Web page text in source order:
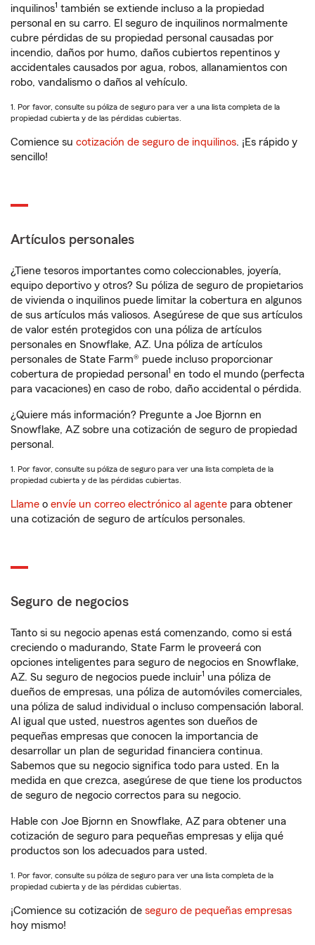
inquilinos1 también se extiende incluso a la propiedad
personal en su carro. El seguro de inquilinos normalmente
cubre pérdidas de su propiedad personal causadas por
incendio, daños por humo, daños cubiertos repentinos y
accidentales causados por agua, robos, allanamientos con
robo, vandalismo o daños al vehículo.
1. Por favor, consulte su póliza de seguro para ver a una lista completa de la
propiedad cubierta y de las pérdidas cubiertas.
Comience su cotización de seguro de inquilinos. ¡Es rápido y
sencillo!
Artículos personales
¿Tiene tesoros importantes como coleccionables, joyería,
equipo deportivo y otros? Su póliza de seguro de propietarios
de vivienda o inquilinos puede limitar la cobertura en algunos
de sus artículos más valiosos. Asegúrese de que sus artículos
de valor estén protegidos con una póliza de artículos
personales en Snowflake, AZ. Una póliza de artículos
personales de State Farm® puede incluso proporcionar
cobertura de propiedad personal 1 en todo el mundo (perfecta
para vacaciones) en caso de robo, daño accidental o pérdida.
¿Quiere más información? Pregunte a Joe Bjornn en
Snowflake, AZ sobre una cotización de seguro de propiedad
personal.
1. Por favor, consulte su póliza de seguro para ver una lista completa de la
propiedad cubierta y de las pérdidas cubiertas.
Llame o envíe un correo electrónico al agente para obtener
una cotización de seguro de artículos personales.
Seguro de negocios
Tanto si su negocio apenas está comenzando, como si está
creciendo o madurando, State Farm le proveerá con
opciones inteligentes para seguro de negocios en Snowflake,
AZ. Su seguro de negocios puede incluir1 una póliza de
dueños de empresas, una póliza de automóviles comerciales,
una póliza de salud individual o incluso compensación laboral.
Al igual que usted, nuestros agentes son dueños de
pequeñas empresas que conocen la importancia de
desarrollar un plan de seguridad financiera continua.
Sabemos que su negocio significa todo para usted. En la
medida en que crezca, asegúrese de que tiene los productos
de seguro de negocio correctos para su negocio.
Hable con Joe Bjornn en Snowflake, AZ para obtener una
cotización de seguro para pequeñas empresas y elija qué
productos son los adecuados para usted.
1. Por favor, consulte su póliza de seguro para ver una lista completa de la
propiedad cubierta y de las pérdidas cubiertas.
¡Comience su cotización de seguro de pequeñas empresas
hoy mismo!